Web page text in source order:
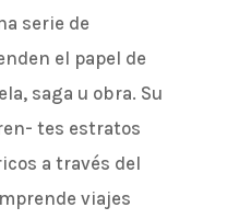
serie de
el papel de
saga u obra. Su
tes estratos
a través del
viajes